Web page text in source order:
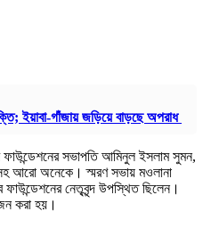
ইয়াবা-গাঁজায় জড়িয়ে বাড়ছে অপরাধ
সভাপতি আমিনুল ইসলাম সুমন,
সহ আরো অনেকে। স্মরণ সভায় মওলানা
ফাউন্ডেশনের নেতৃবৃন্দ উপস্থিত ছিলেন।
করা হয়।